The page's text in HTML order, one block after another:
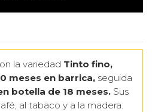
la variedad Tinto fino,
meses en barrica, seguida
botella de 18 meses. Sus
al tabaco y a la madera.